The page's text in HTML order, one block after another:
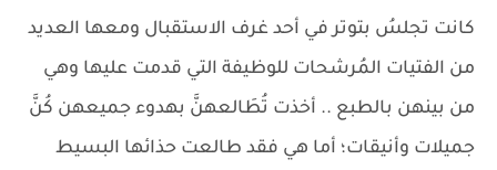
كانت تجلسُ بتوتر في أحد غرف الاستقبال ومعها العديد
من الفتيات المُرشحات للوظيفة التي قدمت عليها وهي
من بينهن بالطبع .. أخذت تُطَالعهنَّ بهدوء جميعهن كُنَّ
جميلات وأنيقات؛ أما هي فقد طالعت حذائها البسيط